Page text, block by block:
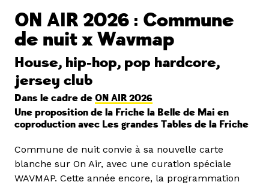
ON AIR 2026 : Commune
de nuit x Wavmap
House, hip-hop, pop hardcore,
jersey club
Dans le cadre de ON AIR 2026
Une proposition de la Friche la Belle de Mai en
coproduction avec Les grandes Tables de la Friche
Commune de nuit convie à sa nouvelle carte
blanche sur On Air, avec une curation spéciale
WAVMAP. Cette année encore, la programmation